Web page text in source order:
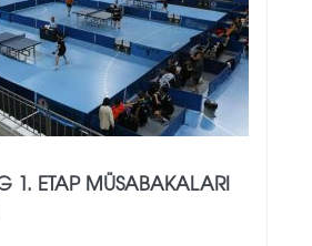
1. ETAP MÜSABAKALARI